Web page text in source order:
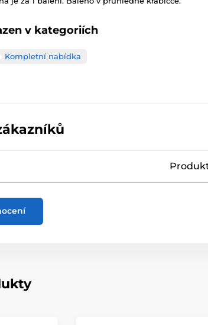
v kategoriích
Kompletní nabídka